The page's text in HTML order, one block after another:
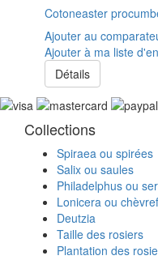
Cotoneaster
Ajouter au
Ajouter à ma liste
Détails
Collections
Spiraea ou spirées
Salix ou saules
Philadelphus ou
Lonicera ou
Deutzia
Taille des rosiers
Plantation des